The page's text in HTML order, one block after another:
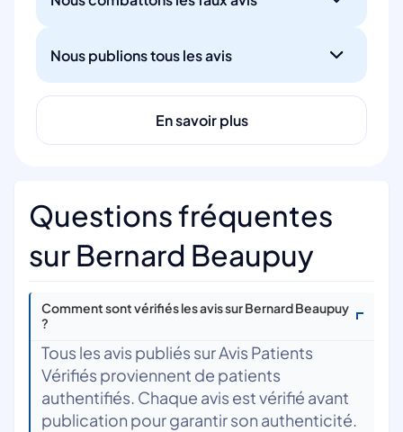
Nous publions tous les avis
En savoir plus
Questions fréquentes
sur Bernard Beaupuy
Comment sont vérifiés les avis sur Bernard Beaupuy
?
Tous les avis publiés sur Avis Patients
Vérifiés proviennent de patients
authentifiés. Chaque avis est vérifié avant
publication pour garantir son authenticité.